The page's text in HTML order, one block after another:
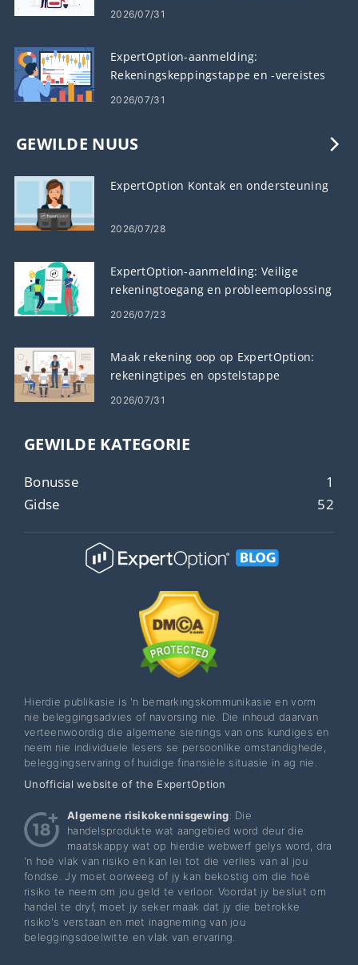
Crypto
2026/07/31
ExpertOption-aanmelding:
Rekeningskeppingstappe en -vereistes
2026/07/31
GEWILDE NUUS
ExpertOption Kontak en ondersteuning
2026/07/28
ExpertOption-aanmelding: Veilige
rekeningtoegang en probleemoplossing
2026/07/23
Maak rekening oop op ExpertOption:
rekeningtipes en opstelstappe
2026/07/31
GEWILDE KATEGORIE
Bonusse
1
Gidse
52
Hierdie publikasie is 'n bemarkingskommunikasie en vorm
nie beleggingsadvies of navorsing nie. Die inhoud daarvan
verteenwoordig die algemene sienings van ons kundiges en
neem nie individuele lesers se persoonlike omstandighede,
beleggingservaring of huidige finansiële situasie in ag nie.
Unofficial website of the ExpertOption
Algemene risikokennisgewing: Die
handelsprodukte wat aangebied word deur die
maatskappy wat op hierdie webwerf gelys word, dra
'n hoë vlak van risiko en kan lei tot die verlies van al jou
fondse. Jy moet oorweeg of jy kan bekostig om die hoë
risiko te neem om jou geld te verloor. Voordat jy besluit om
handel te dryf, moet jy seker maak dat jy die betrokke
risiko's verstaan ​​en met inagneming van jou
beleggingsdoelwitte en vlak van ervaring.